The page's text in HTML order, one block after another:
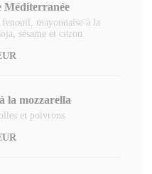
Méditerranée
fenouil, mayonnaise à la
sésame et citron
la mozzarella
et poivrons